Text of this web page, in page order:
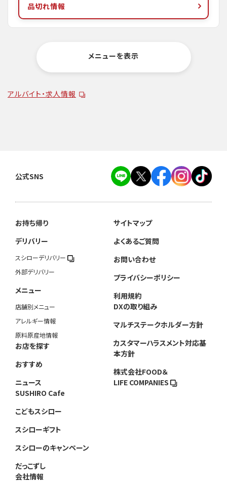
品切れ情報
メニューを表示
アルバイト・求人情報
公式SNS
お持ち帰り
デリバリー
スシローデリバリー
外部デリバリー
メニュー
店舗別メニュー
アレルギー情報
原料原産地情報
お店を探す
おすすめ
ニュース
SUSHIRO Cafe
こどもスシロー
スシローギフト
スシローのキャンペーン
だっこずし
会社情報
サイトマップ
よくあるご質問
お問い合わせ
プライバシーポリシー
利用規約
DXの取り組み
マルチステークホルダー方針
カスタマーハラスメント対応基
本方針
株式会社FOOD＆
LIFE COMPANIES